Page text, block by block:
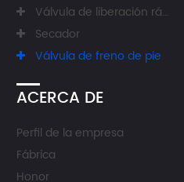
Válvula de liberación rápida
Secador
Válvula de freno de pie
ACERCA DE
Perfil de la empresa
Fábrica
Honor